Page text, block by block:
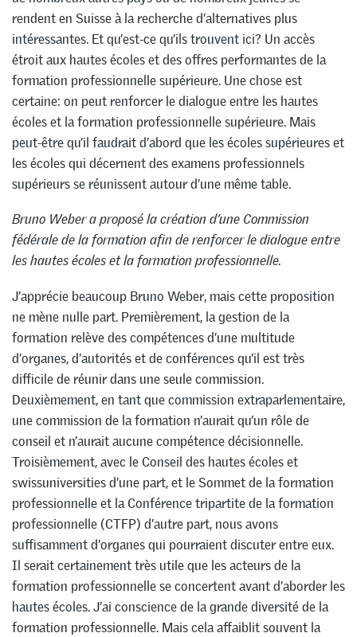
rendent en Suisse à la recherche d’alternatives plus
intéressantes. Et qu’est-ce qu’ils trouvent ici? Un accès
étroit aux hautes écoles et des offres performantes de la
formation professionnelle supérieure. Une chose est
certaine: on peut renforcer le dialogue entre les hautes
écoles et la formation professionnelle supérieure. Mais
peut-être qu’il faudrait d’abord que les écoles supérieures et
les écoles qui décernent des examens professionnels
supérieurs se réunissent autour d’une même table.
Bruno Weber a proposé la création d’une Commission
fédérale de la formation afin de renforcer le dialogue entre
les hautes écoles et la formation professionnelle.
J’apprécie beaucoup Bruno Weber, mais cette proposition
ne mène nulle part. Premièrement, la gestion de la
formation relève des compétences d’une multitude
d’organes, d’autorités et de conférences qu’il est très
difficile de réunir dans une seule commission.
Deuxièmement, en tant que commission extraparlementaire,
une commission de la formation n’aurait qu’un rôle de
conseil et n’aurait aucune compétence décisionnelle.
Troisièmement, avec le Conseil des hautes écoles et
swissuniversities d’une part, et le Sommet de la formation
professionnelle et la Conférence tripartite de la formation
professionnelle (CTFP) d’autre part, nous avons
suffisamment d’organes qui pourraient discuter entre eux.
Il serait certainement très utile que les acteurs de la
formation professionnelle se concertent avant d’aborder les
hautes écoles. J’ai conscience de la grande diversité de la
formation professionnelle. Mais cela affaiblit souvent la